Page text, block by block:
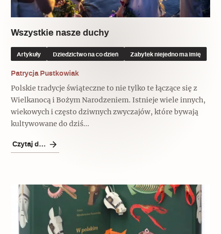
Wszystkie nasze duchy
Artykuły Dziedzictwo na co dzień Zabytek niejedno ma imię
Patrycja Pustkowiak
Polskie tradycje świąteczne to nie tylko te łączące się z
Wielkanocą i Bożym Narodzeniem. Istnieje wiele innych,
wiekowych i często dziwnych zwyczajów, które bywają
kultywowane do dziś...
Czytaj dalej